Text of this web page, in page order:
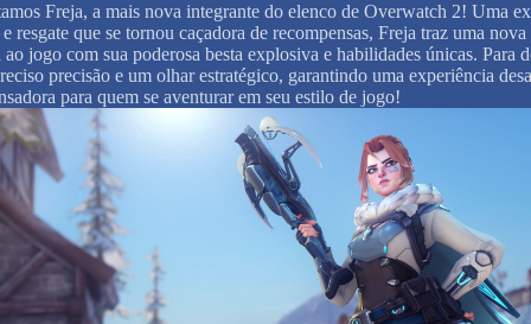
Freja, a mais nova integrante do elenco de Overwatch 2! Uma
resgate que se tornou caçadora de recompensas, Freja traz uma nova
jogo com sua poderosa besta explosiva e habilidades únicas. Para
precisão e um olhar estratégico, garantindo uma experiência
para quem se aventurar em seu estilo de jogo!